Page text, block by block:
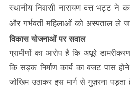
स्थानीय निवासी नारायण दत्त भट्ट ने
और गर्भवती महिलाओं को अस्पताल ले
विकास योजनाओं पर सवाल
ग्रामीणों का आरोप है कि अधूरे
कि सड़क निर्माण कार्य का बजट पास
जोखिम उठाकर इस मार्ग से गुज़रना पड़ता